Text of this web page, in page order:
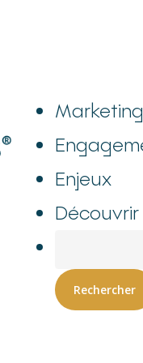
Marketing
Enjeux
Rechercher